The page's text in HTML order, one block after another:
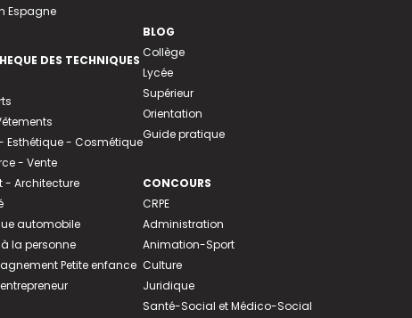
Espagne
DES TECHNIQUES
Esthétique - Cosmétique
- Vente
- Architecture
automobile
la personne
Petite enfance
BLOG
Collège
Lycée
Supérieur
Orientation
Guide pratique
CONCOURS
CRPE
Administration
Animation-Sport
Culture
Juridique
Santé-Social et Médico-Social